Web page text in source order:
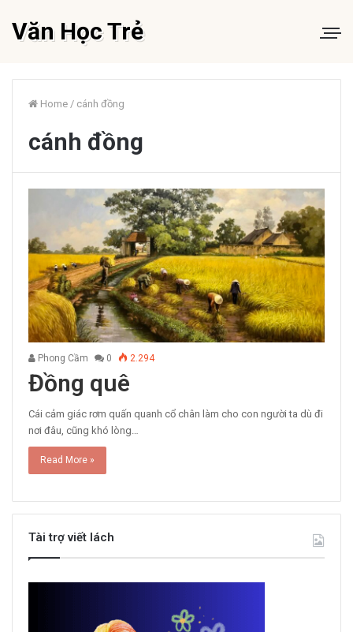
Văn Học Trẻ
Home / cánh đồng
cánh đồng
Phong Cầm 0 2.294
Đồng quê
Cái cảm giác rơm quấn quanh cổ chân làm cho con người ta dù đi
nơi đâu, cũng khó lòng…
Read More »
Tài trợ viết lách